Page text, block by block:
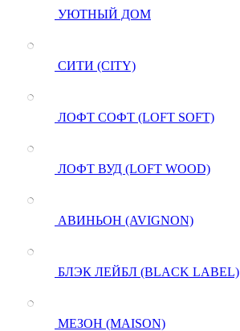
УЮТНЫЙ ДОМ
СИТИ (CITY)
ЛОФТ СОФТ (LOFT SOFT)
ЛОФТ ВУД (LOFT WOOD)
АВИНЬОН (AVIGNON)
БЛЭК ЛЕЙБЛ (BLACK LABEL)
МЕЗОН (MAISON)